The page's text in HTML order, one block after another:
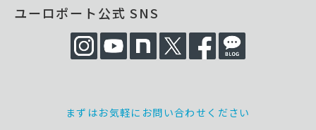
ユーロポート公式 SNS
まずはお気軽にお問い合わせください